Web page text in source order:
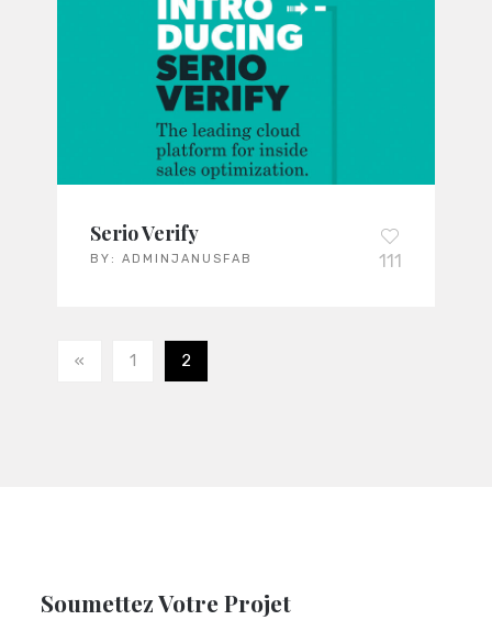
Serio Verify
BY:ADMINJANUSFAB 111
« 1 2
Soumettez Votre Projet